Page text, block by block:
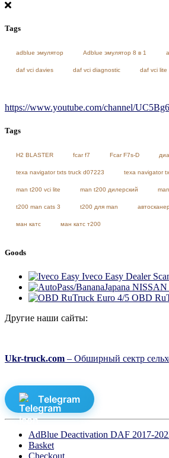
Tags
adblue эмулятор Adblue эмулятор 8 в 1
daf vci davies daf vci diagnostic daf vci lite
https://www.youtube.com/channel/
Tags
H2 BLASTER fcar f7 Fcar F7s-D
texa navigator txts truck d07223 texa navigator
man t200 vci lite man t200 дилерский
t200 man cats 3 t200 для man
ман катс ман катс т200
Goods
Iveco Easy Dealer
OBD
Другие наши сайты:
Ukr-truck.com – Обширный сектр
Telegram
AdBlue Deactivation DAF 2017-
Basket
Checkout